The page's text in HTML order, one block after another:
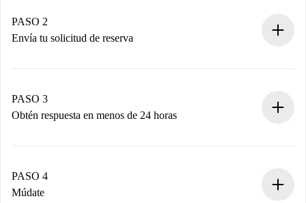
Tienes toda la información necesaria por adelantado.
PASO 2
Envía tu solicitud de reserva
propietario acepte.
PASO 3
Obtén respuesta en menos de 24 horas
contacto con el propietario.
Si es rechazada: No te haremos ningún cargo y te
PASO 4
Múdate